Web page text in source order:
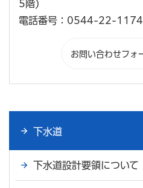
5階)
電話番号：0544-22-1174
下水道
下水道設計要領について